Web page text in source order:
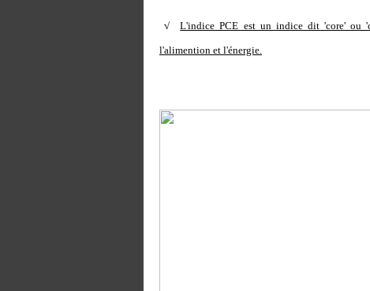
√ L'indice PCE est un indice dit 'core' ou
l'alimention et l'énergie.